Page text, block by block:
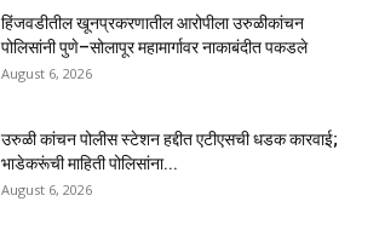
हिंजवडीतील खूनप्रकरणातील आरोपीला उरुळीकांचन
पोलिसांनी पुणे–सोलापूर महामार्गावर नाकाबंदीत पकडले
August 6, 2026
उरुळी कांचन पोलीस स्टेशन हद्दीत एटीएसची धडक कारवाई;
भाडेकरूंची माहिती पोलिसांना...
August 6, 2026